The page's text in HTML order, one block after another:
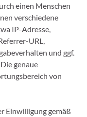
einen Menschen
verschiedene
IP-Adresse,
URL,
und ggf.
genaue
von
Einwilligung gemäß